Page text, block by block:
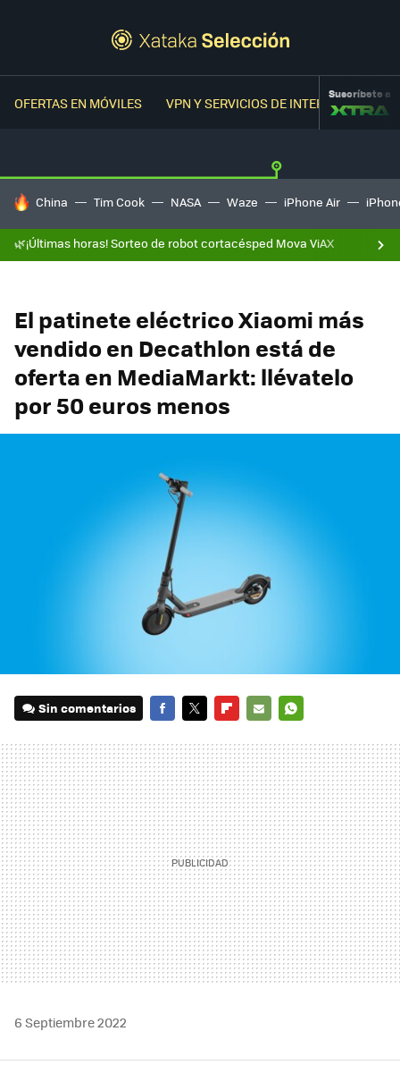
OFERTAS EN MÓVILES VPN Y SERVICIOS DE INTERNETSuscríbete a
HOY SE HABLA DE
China Tim Cook NASA Waze iPhone Air
🌿¡Últimas horas! Sorteo de robot cortacésped Mova ViAX
El patinete eléctrico Xiaomi más
vendido en Decathlon está de
oferta en MediaMarkt: llévatelo
por 50 euros menos
Sin comentarios
MAIL
6 Septiembre 2022